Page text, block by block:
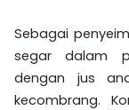
Sebagai
segar dalam
dengan jus
kecombrang.